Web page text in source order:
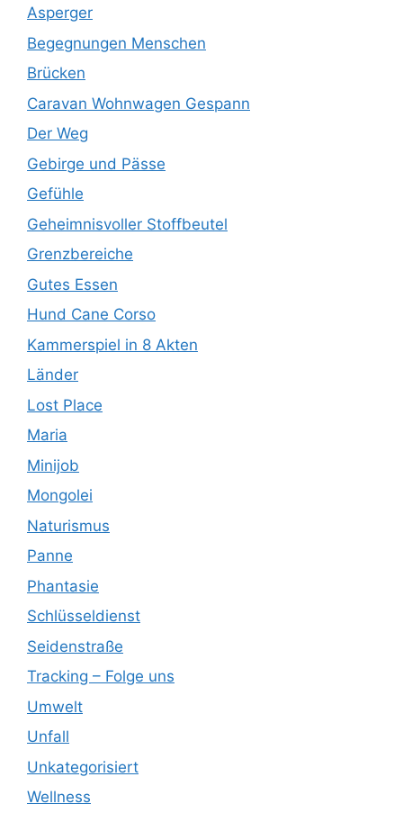
Asperger
Begegnungen Menschen
Brücken
Caravan Wohnwagen Gespann
Der Weg
Gebirge und Pässe
Gefühle
Geheimnisvoller Stoffbeutel
Grenzbereiche
Gutes Essen
Hund Cane Corso
Kammerspiel in 8 Akten
Länder
Lost Place
Maria
Minijob
Mongolei
Naturismus
Panne
Phantasie
Schlüsseldienst
Seidenstraße
Tracking – Folge uns
Umwelt
Unfall
Unkategorisiert
Wellness